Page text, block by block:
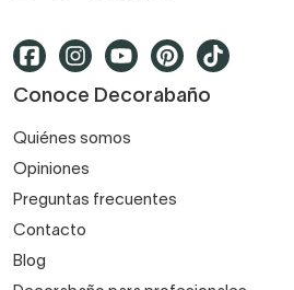
Conoce Decorabaño
Quiénes somos
Opiniones
Preguntas frecuentes
Contacto
Blog